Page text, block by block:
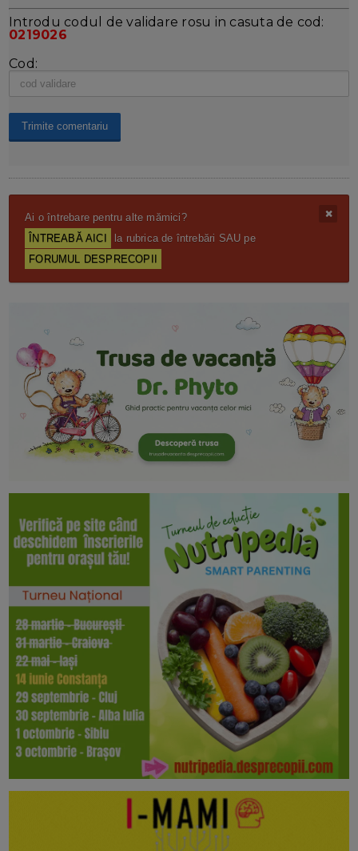
Introdu codul de validare rosu in casuta de cod:
0219026
Cod:
Ai o întrebare pentru alte mămici?
ÎNTREABĂ AICI
la rubrica de întrebări SAU pe
FORUMUL DESPRECOPII